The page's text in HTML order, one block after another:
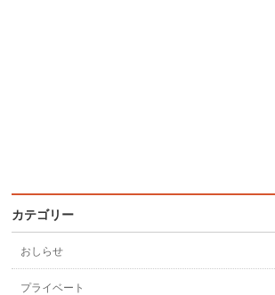
カテゴリー
おしらせ
プライベート